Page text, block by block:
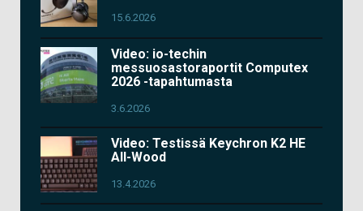
15.6.2026
Video: io-techin
messuosastoraportit Computex
2026 -tapahtumasta
3.6.2026
Video: Testissä Keychron K2 HE
All-Wood
13.4.2026